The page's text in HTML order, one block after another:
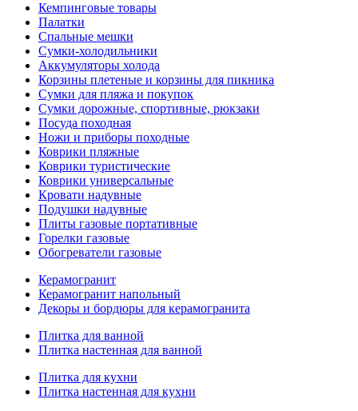
Кемпинговые товары
Палатки
Спальные мешки
Сумки-холодильники
Аккумуляторы холода
Корзины плетеные и корзины для пикника
Сумки для пляжа и покупок
Сумки дорожные, спортивные, рюкзаки
Посуда походная
Ножи и приборы походные
Коврики пляжные
Коврики туристические
Коврики универсальные
Кровати надувные
Подушки надувные
Плиты газовые портативные
Горелки газовые
Обогреватели газовые
Керамогранит
Керамогранит напольный
Декоры и бордюры для керамогранита
Плитка для ванной
Плитка настенная для ванной
Плитка для кухни
Плитка настенная для кухни